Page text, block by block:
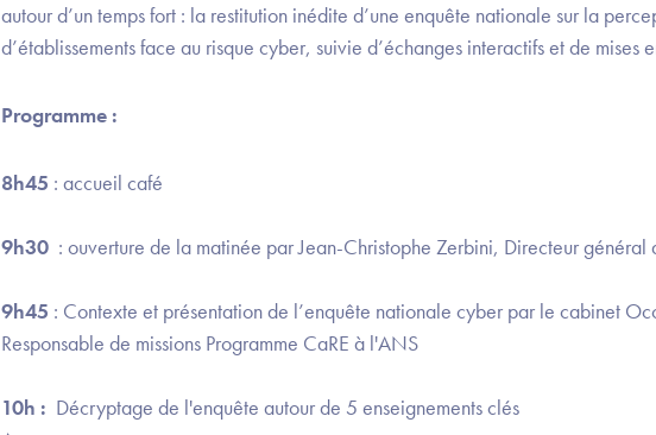
autour d’un temps fort : la restitution inédite d’une enquête nationale sur la
d’établissements face au risque cyber, suivie d’échanges interactifs et de mises
Programme :
8h45 : accueil café
9h30 : ouverture de la matinée par Jean-Christophe Zerbini, Directeur général
9h45 : Contexte et présentation de l’enquête nationale cyber par le cabinet
Responsable de missions Programme CaRE à l'ANS
10h : Décryptage de l'enquête autour de 5 enseignements clés